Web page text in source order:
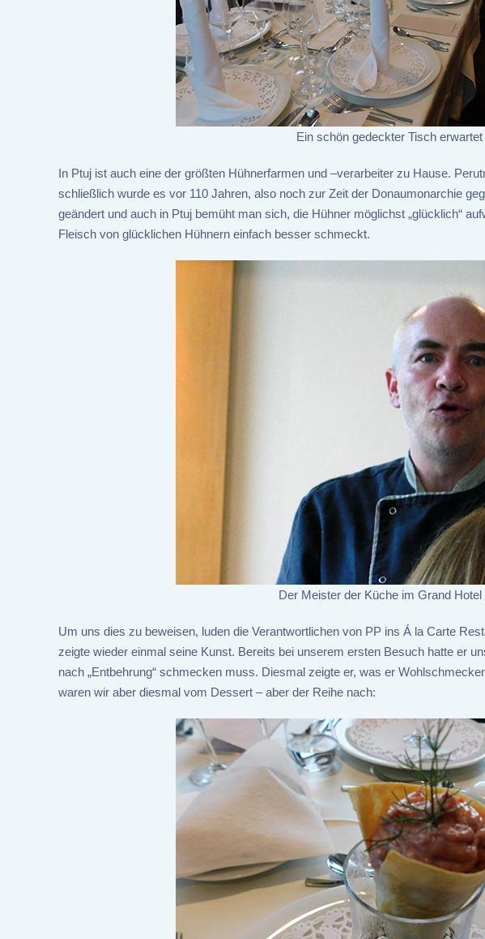
Ein schön gedeckter Tisch
In Ptuj ist auch eine der größten Hühnerfarmen und –verarbeiter zu Hause.
schließlich wurde es vor 110 Jahren, also noch zur Zeit der Donaumonarchie
geändert und auch in Ptuj bemüht man sich, die Hühner möglichst „glücklich“
Fleisch von glücklichen Hühnern einfach besser schmeckt.
Der Meister der Küche im Grand
Um uns dies zu beweisen, luden die Verantwortlichen von PP ins Á la Carte
zeigte wieder einmal seine Kunst. Bereits bei unserem ersten Besuch hatte er
nach „Entbehrung“ schmecken muss. Diesmal zeigte er, was er
waren wir aber diesmal vom Dessert – aber der Reihe nach: